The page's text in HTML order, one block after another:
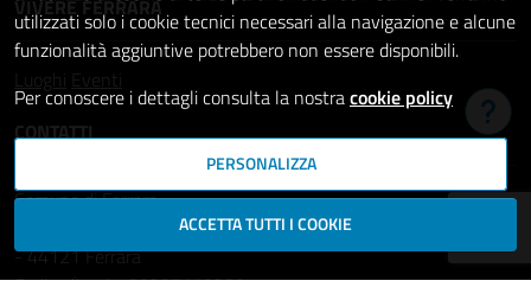
VIVERE FERRARA
Luoghi
Eventi
CONTATTI
Comune di Ferrara
Piazza del Municipio, 2
- 44121 Ferrara
Codice fiscale: 00297110389
utilizzati solo i cookie tecnici necessari alla navigazione e alcune
funzionalità aggiuntive potrebbero non essere disponibili.
Per conoscere i dettagli consulta la nostracookie policy
PERSONALIZZA
ACCETTA TUTTI I COOKIE
Hai